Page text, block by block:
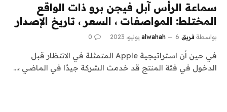
سماعة الرأس آبل فيجن برو ذات الواقع
المختلط: المواصفات ، السعر ، تاريخ الإصدار
بواسطة فريق alwahah 6 يونيو، 2023 0
في حين أن استراتيجية Apple المتمثلة في الانتظار قبل
الدخول في فئة المنتج قد خدمت الشركة جيدًا في الماضي ،…